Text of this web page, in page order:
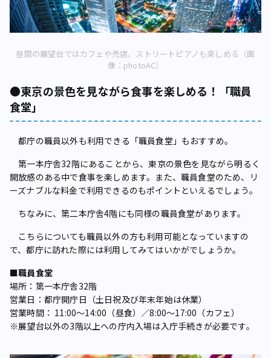
昼間の展望台ではカフェや売店、ストリートピアノも楽しめる（画
像：photoAC）
●東京の景色を見ながら食事を楽しめる！「職員
食堂」
都庁の職員以外も利用できる「職員食堂」もおすすめ。
第一本庁舎32階にあることから、東京の景色を見ながら明るく
開放感のある中で食事を楽しめます。また、職員食堂のため、リ
ーズナブルな料金で利用できるのもポイントといえるでしょう。
ちなみに、第二本庁舎4階にも同様の職員食堂があります。
こちらについても職員以外の方も利用可能となっていますの
で、都庁に訪れた際には利用してみてはいかがでしょうか。
■職員食堂
場所：第一本庁舎32階
営業日：都庁開庁日（土日祝及び年末年始は休業）
営業時間： 11:00～14:00（昼食）／8:00～17:00（カフェ）
※展望台以外の3階以上への庁内入場は入庁手続きが必要です。